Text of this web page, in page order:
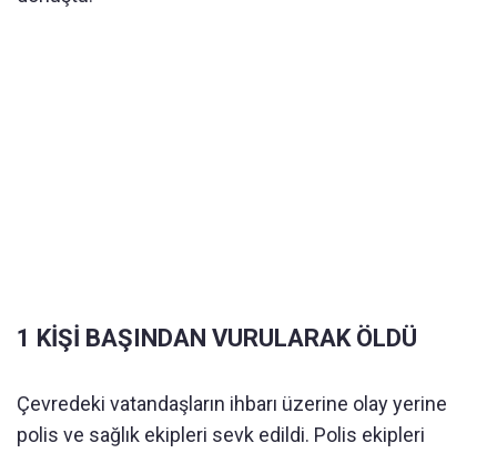
1 KİŞİ BAŞINDAN VURULARAK ÖLDÜ
Çevredeki vatandaşların ihbarı üzerine olay yerine
polis ve sağlık ekipleri sevk edildi. Polis ekipleri